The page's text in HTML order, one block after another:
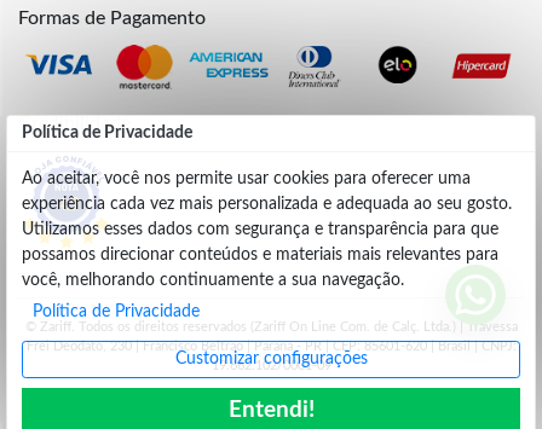
Política de Privacidade
Ao aceitar, você nos permite usar cookies para oferecer uma
experiência cada vez mais personalizada e adequada ao seu gosto.
Utilizamos esses dados com segurança e transparência para que
possamos direcionar conteúdos e materiais mais relevantes para
você, melhorando continuamente a sua navegação.
Política de Privacidade
Customizar configurações
Entendi!
Formas de Pagamento
Credibilidade
4.9
© Zariff. Todos os direitos reservados (Zariff On Line Com. de Calç. Ltda.) | Travessa
Frei Deodato, 230 | Francisco Beltrão | Parana - PR | CEP: 85601-620 | Brasil | CNPJ:
19.662.102/0001-09